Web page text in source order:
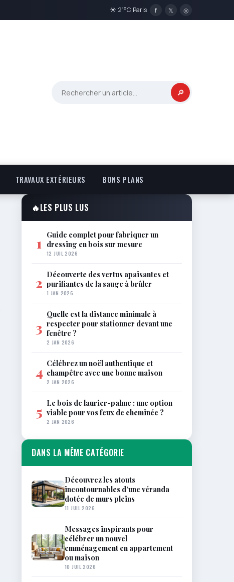
☀ 21°C Paris f 𝕏 ◎
🔎
TRAVAUX EXTÉRIEURS BONS PLANS
🔥LES PLUS LUS
1 Guide complet pour fabriquer un
dressing en bois sur mesure
12 JUIL 2026
2 Découverte des vertus apaisantes et
purifiantes de la sauge à brûler
1 JAN 2026
3
Quelle est la distance minimale à
respecter pour stationner devant une
fenêtre ?
2 JAN 2026
4 Célébrez un noël authentique et
champêtre avec une bonne maison
2 JAN 2026
5 Le bois de laurier-palme : une option
viable pour vos feux de cheminée ?
2 JAN 2026
DANS LA MÊME CATÉGORIE
Découvrez les atouts
incontournables d’une véranda
dotée de murs pleins
11 JUIL 2026
Messages inspirants pour
célébrer un nouvel
emménagement en appartement
ou maison
10 JUIL 2026